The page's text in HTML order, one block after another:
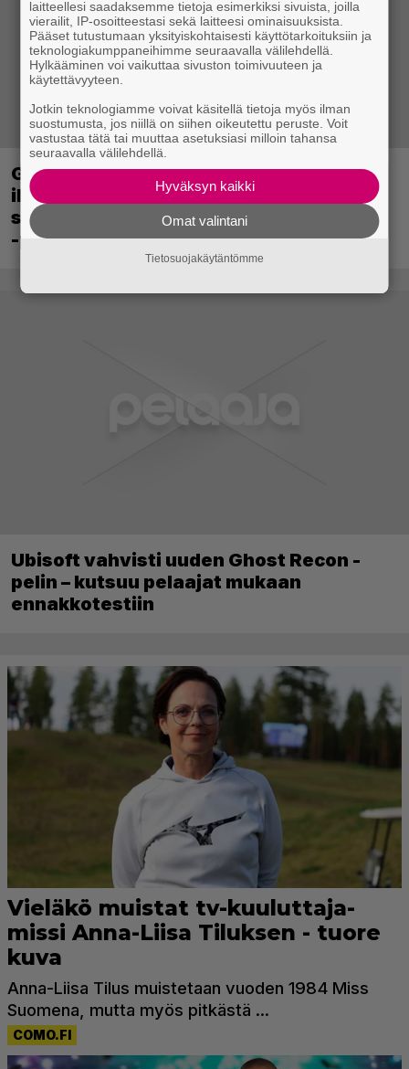
Ghost Recon 25 vuotta: nappaa nyt
ilmaiseksi Ghost Recon: Future Soldier
sekä merkittävä Ghost Recon Wildlands
-päivitys
Ubisoft vahvisti uuden Ghost Recon -
pelin – kutsuu pelaajat mukaan
ennakkotestiin
laitteellesi saadaksemme tietoja esimerkiksi sivuista, joilla
vierailit, IP-osoitteestasi sekä laitteesi ominaisuuksista.
Pääset tutustumaan yksityiskohtaisesti käyttötarkoituksiin ja
teknologiakumppaneihimme seuraavalla välilehdellä.
Hylkääminen voi vaikuttaa sivuston toimivuuteen ja
käytettävyyteen.
Jotkin teknologiamme voivat käsitellä tietoja myös ilman
suostumusta, jos niillä on siihen oikeutettu peruste. Voit
vastustaa tätä tai muuttaa asetuksiasi milloin tahansa
seuraavalla välilehdellä.
Hyväksyn kaikki
Omat valintani
Tietosuojakäytäntömme